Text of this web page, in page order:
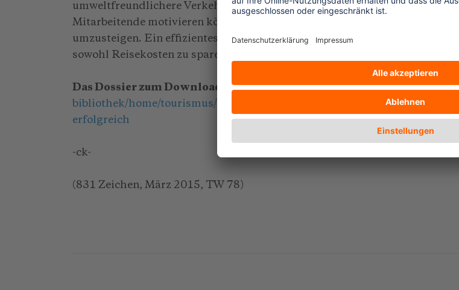
umweltfreundlichere Verkehrsmittel. Es werden Anreize vorgestellt, die
Mitarbeitende motivieren können zum Beispiel vom Flugzeug auf die Bahn
umzusteigen. Ein effizientes, nachhaltiges Reisemanagement könne helfen,
sowohl Reisekosten zu sparen als auch Arbeitszeit zu optimieren.
Das Dossier zum Download:
https://sites.google.com/a/nf-int.org/digitale-
bibliothek/home/tourismus/dossiers/dossier-geschftsreisen-nachhaltig-
erfolgreich
-ck-
(831 Zeichen, März 2015, TW 78)